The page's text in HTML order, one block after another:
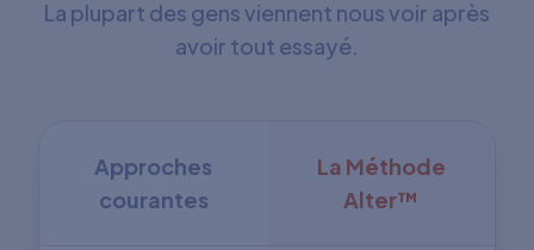
La plupart des gens viennent nous voir après
avoir tout essayé.
Approches
courantes
La Méthode
Alter™